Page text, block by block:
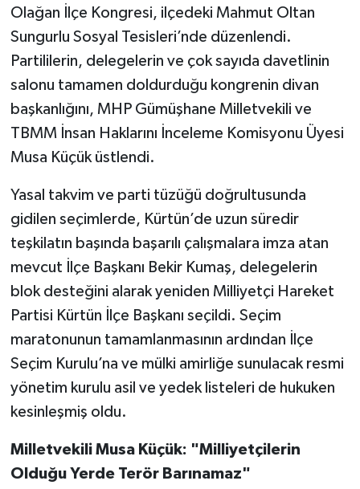
Olağan İlçe Kongresi, ilçedeki Mahmut Oltan
Sungurlu Sosyal Tesisleri’nde düzenlendi.
Partililerin, delegelerin ve çok sayıda davetlinin
salonu tamamen doldurduğu kongrenin divan
başkanlığını, MHP Gümüşhane Milletvekili ve
TBMM İnsan Haklarını İnceleme Komisyonu Üyesi
Musa Küçük üstlendi.
Yasal takvim ve parti tüzüğü doğrultusunda
gidilen seçimlerde, Kürtün’de uzun süredir
teşkilatın başında başarılı çalışmalara imza atan
mevcut İlçe Başkanı Bekir Kumaş, delegelerin
blok desteğini alarak yeniden Milliyetçi Hareket
Partisi Kürtün İlçe Başkanı seçildi. Seçim
maratonunun tamamlanmasının ardından İlçe
Seçim Kurulu’na ve mülki amirliğe sunulacak resmi
yönetim kurulu asil ve yedek listeleri de hukuken
kesinleşmiş oldu.
Milletvekili Musa Küçük: "Milliyetçilerin
Olduğu Yerde Terör Barınamaz"